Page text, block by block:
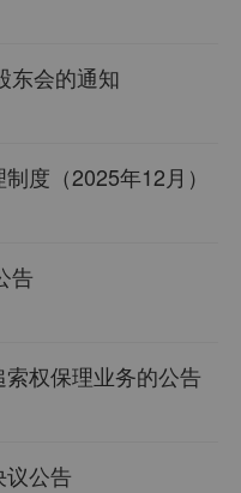
东会的通知
度（2025年12月）
告
权保理业务的公告
议公告